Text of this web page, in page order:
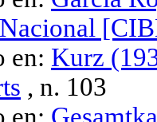
en: Kurz
, n. 103